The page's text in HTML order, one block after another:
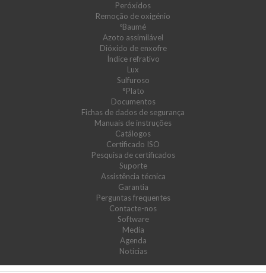
Peróxidos
Remoção de oxigénio
ºBaumé
Azoto assimilável
Dióxido de enxofre
Índice refrativo
Lux
Sulfuroso
°Plato
Documentos
Fichas de dados de segurança
Manuais de instruções
Catálogos
Certificado ISO
Pesquisa de certificados
Suporte
Assistência técnica
Garantia
Perguntas frequentes
Contacte-nos
Software
Media
Agenda
Notícias